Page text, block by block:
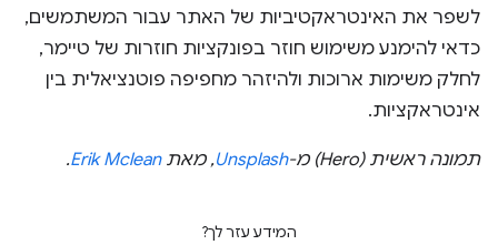
לשפר את האינטראקטיביות של האתר עבור המשתמשים,
כדאי להימנע משימוש חוזר בפונקציות חוזרות של טיימר,
לחלק משימות ארוכות ולהיזהר מחפיפה פוטנציאלית בין
אינטראקציות.
תמונה ראשית (Hero) מ- Unsplash, מאתErik Mclean
.
המידע עזר לך?